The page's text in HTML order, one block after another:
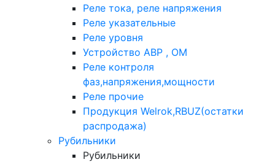
Реле тока, реле напряжения
Реле указательные
Реле уровня
Устройство АВР , ОМ
Реле контроля
фаз,напряжения,мощности
Реле прочие
Продукция Welrok,RBUZ(остатки
распродажа)
Рубильники
Рубильники